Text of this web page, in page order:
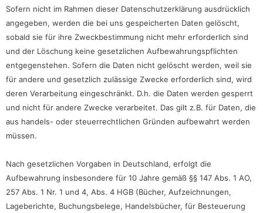
Sofern nicht im Rahmen dieser Datenschutzerklärung ausdrücklich
angegeben, werden die bei uns gespeicherten Daten gelöscht,
sobald sie für ihre Zweckbestimmung nicht mehr erforderlich sind
und der Löschung keine gesetzlichen Aufbewahrungspflichten
entgegenstehen. Sofern die Daten nicht gelöscht werden, weil sie
für andere und gesetzlich zulässige Zwecke erforderlich sind, wird
deren Verarbeitung eingeschränkt. D.h. die Daten werden gesperrt
und nicht für andere Zwecke verarbeitet. Das gilt z.B. für Daten, die
aus handels- oder steuerrechtlichen Gründen aufbewahrt werden
müssen.
Nach gesetzlichen Vorgaben in Deutschland, erfolgt die
Aufbewahrung insbesondere für 10 Jahre gemäß §§ 147 Abs. 1 AO,
257 Abs. 1 Nr. 1 und 4, Abs. 4 HGB (Bücher, Aufzeichnungen,
Lageberichte, Buchungsbelege, Handelsbücher, für Besteuerung